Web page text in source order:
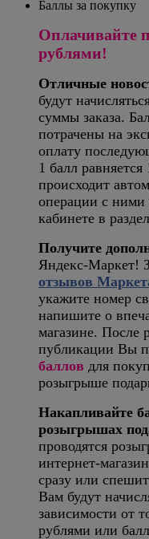
Баллы за покупку
Оплачивайте
рублями!
Отличные
будут
суммы заказа.
потрачены на
оплату
1 балл
происходит
операции с
кабинете в
Получите
Яндекс-Маркет!
отзывов
укажите номер
напишите о
магазине. После
публикации Вы
баллов для
розыгрыше
Накапливайте
розыгрышах
проводятся
интернет-
сразу или
Вам будут
зависимости от
рублями или